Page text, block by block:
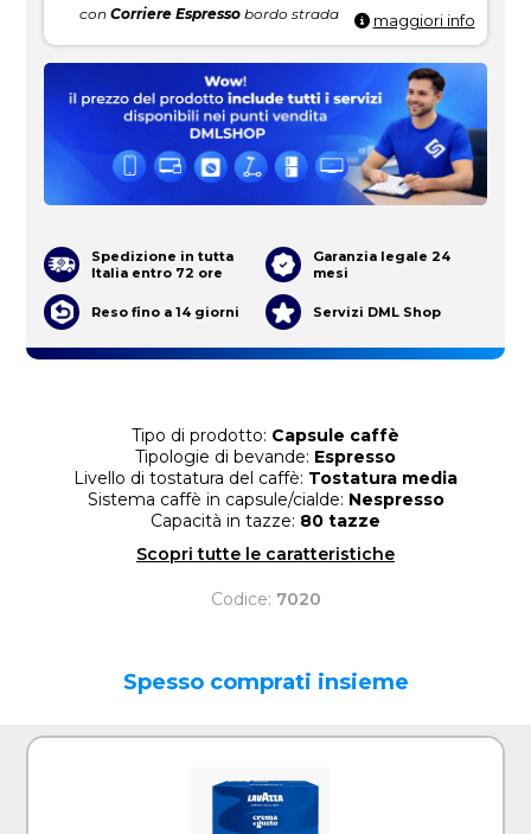
Tipo di prodotto: Capsule caffè
Tipologie di bevande: Espresso
Livello di tostatura del caffè: Tostatura media
Sistema caffè in capsule/cialde: Nespresso
Capacità in tazze: 80 tazze
Scopri tutte le caratteristiche
Codice: 7020
conCorriere Espresso bordo strada maggiori info
Spedizione in tutta
Italia entro 72 ore
Garanzia legale 24
mesi
Reso fino a 14 giorni Servizi DML Shop
Spesso comprati insieme